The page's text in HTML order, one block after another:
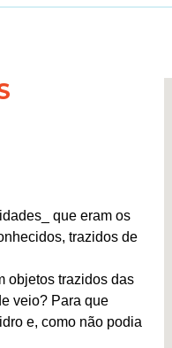
que eram os
trazidos de
objetos trazidos das
veio? Para que
e, como não podia